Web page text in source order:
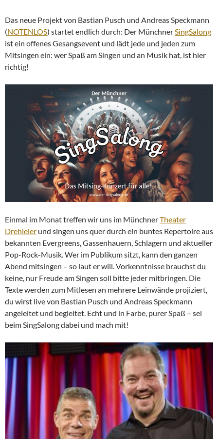
Das neue Projekt von Bastian Pusch und Andreas Speckmann
(NOTENLOS) startet endlich durch: Der MünchnerSingSalong
ist ein offenes Gesangsevent und lädt jede und jeden zum
Mitsingen ein: wer Spaß am Singen und an Musik hat, ist hier
richtig!
Einmal im Monat treffen wir uns im MünchnerTheater
Drehleier und singen uns quer durch ein buntes Repertoire aus
bekannten Evergreens, Gassenhauern, Schlagern und aktueller
Pop-Rock-Musik. Wer im Publikum sitzt, kann den ganzen
Abend mitsingen – so laut er will. Vorkenntnisse brauchst du
keine, nur Freude am Singen soll bitte jeder mitbringen. Die
Texte werden zum Mitlesen an mehrere Leinwände projiziert,
du wirst live von Bastian Pusch und Andreas Speckmann
angeleitet und begleitet. Echt und in Farbe, purer Spaß – sei
beim SingSalong dabei und mach mit!